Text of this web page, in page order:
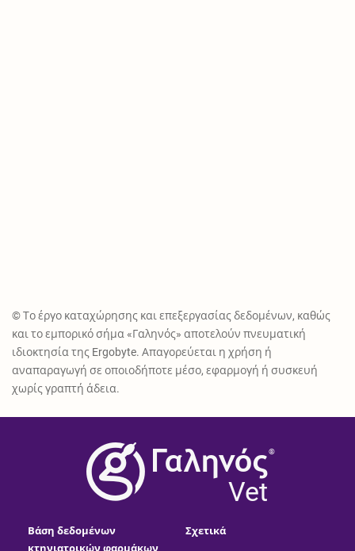
© Το έργο καταχώρησης και επεξεργασίας δεδομένων, καθώς
και το εμπορικό σήμα «Γαληνός» αποτελούν πνευματική
ιδιοκτησία της Ergobyte. Απαγορεύεται η χρήση ή
αναπαραγωγή σε οποιοδήποτε μέσο, εφαρμογή ή συσκευή
χωρίς γραπτή άδεια.
®
Vet
Βάση δεδομένων
κτηνιατρικών φαρμάκων
Σχετικά